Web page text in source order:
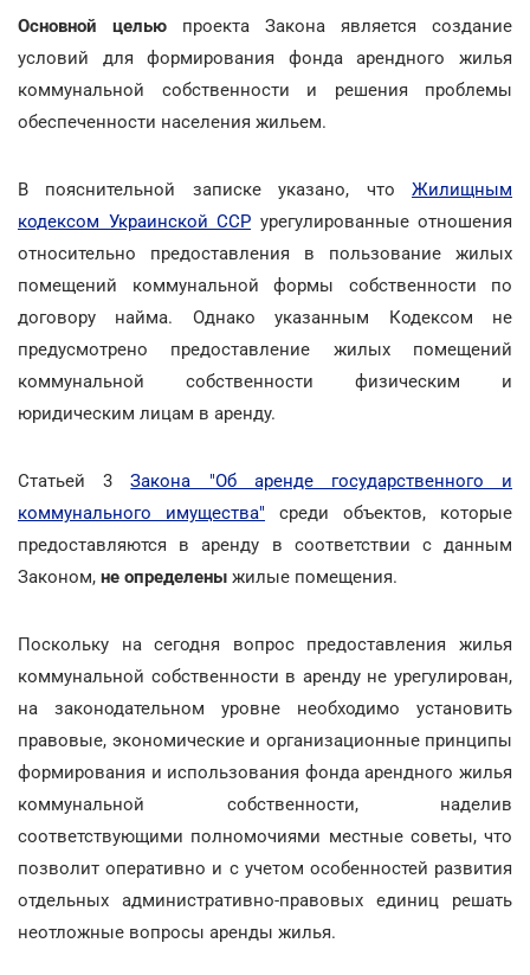
Основной целью проекта Закона является создание
условий для формирования фонда арендного жилья
коммунальной собственности и решения проблемы
обеспеченности населения жильем.
В пояснительной записке указано, что Жилищным
кодексом Украинской ССР урегулированные отношения
относительно предоставления в пользование жилых
помещений коммунальной формы собственности по
договору найма. Однако указанным Кодексом не
предусмотрено предоставление жилых помещений
коммунальной собственности физическим и
юридическим лицам в аренду.
Статьей 3Закона "Об аренде государственного и
коммунального имущества" среди объектов, которые
предоставляются в аренду в соответствии с данным
Законом, не определены жилые помещения.
Поскольку на сегодня вопрос предоставления жилья
коммунальной собственности в аренду не урегулирован,
на законодательном уровне необходимо установить
правовые, экономические и организационные принципы
формирования и использования фонда арендного жилья
коммунальной собственности, наделив
соответствующими полномочиями местные советы, что
позволит оперативно и с учетом особенностей развития
отдельных административно-правовых единиц решать
неотложные вопросы аренды жилья.